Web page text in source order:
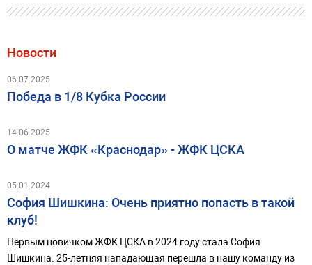
Новости
06.07.2025
Победа в 1/8 Кубка России
14.06.2025
О матче ЖФК «Краснодар» - ЖФК ЦСКА
05.01.2024
София Шишкина: Очень приятно попасть в такой
клуб!
Первым новичком ЖФК ЦСКА в 2024 году стала София
Шишкина. 25-летняя нападающая перешла в нашу команду из